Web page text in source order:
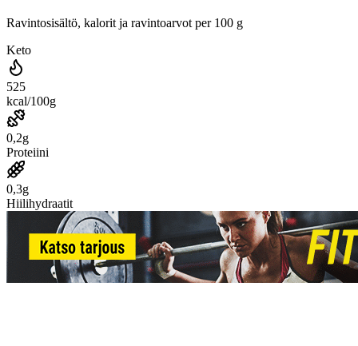
Ravintosisältö, kalorit ja ravintoarvot per 100 g
Keto
525
kcal/100g
0,2g
Proteiini
0,3g
Hiilihydraatit